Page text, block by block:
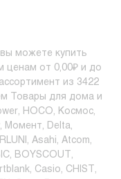
можете купить
ценам от 0,00₽ и до
из 3422
Товары для дома и
HOCO, Космос,
Момент, Delta,
Asahi, Atcom,
BOYSCOUT,
Casio, CHIST,